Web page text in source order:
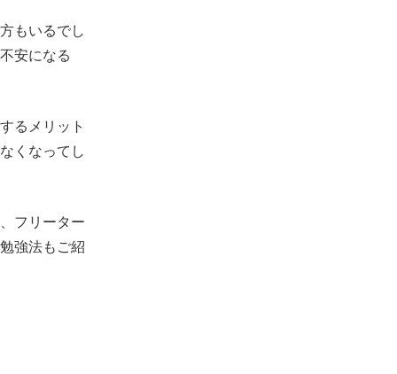
もいるでし
安になる
るメリット
くなってし
フリーター
強法もご紹